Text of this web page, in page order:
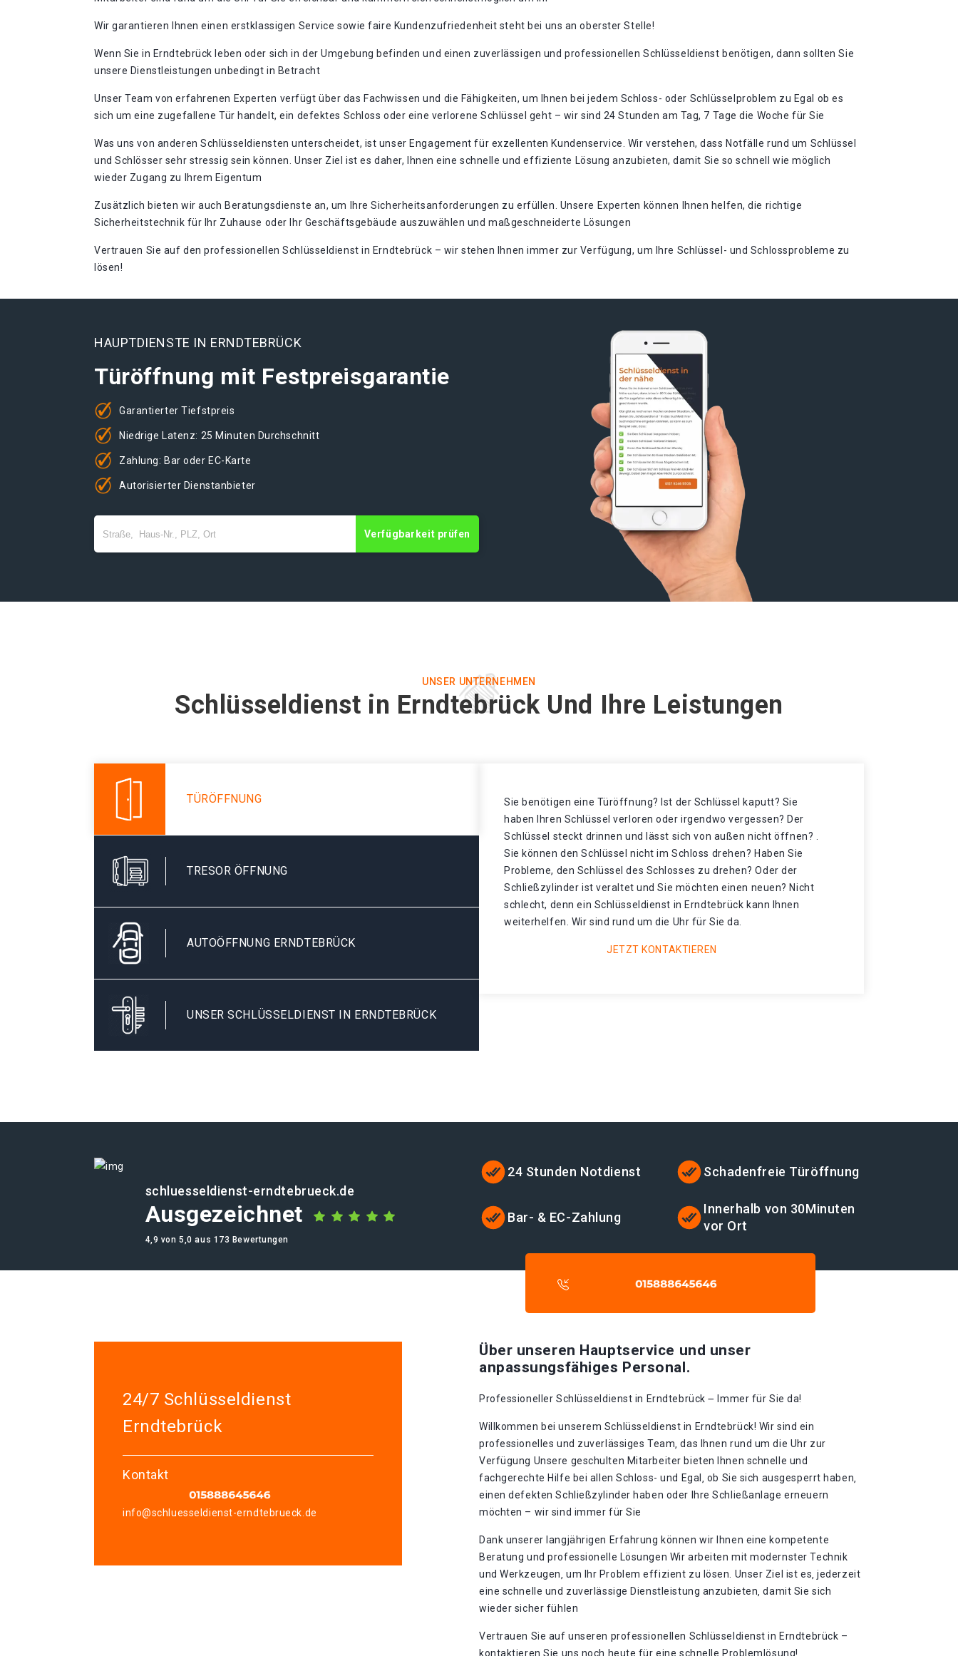
Wir garantieren Ihnen einen erstklassigen Service sowie faire Kundenzufriedenheit steht bei uns an oberster Stelle!​
Wenn Sie in Erndtebrück leben oder sich in der Umgebung befinden und einen zuverlässigen und professionellen Schlüsseldienst benötigen, dann sollten Sie
unsere Dienstleistungen unbedingt in Betracht
Unser Team von erfahrenen Experten verfügt über das Fachwissen und die Fähigkeiten, um Ihnen bei jedem Schloss- oder Schlüsselproblem zu Egal ob es
sich um eine zugefallene Tür handelt, ein defektes Schloss oder eine verlorene Schlüssel geht – wir sind 24 Stunden am Tag, 7 Tage die Woche für Sie
Was uns von anderen Schlüsseldiensten unterscheidet, ist unser Engagement für exzellenten Kundenservice. Wir verstehen, dass Notfälle rund um Schlüssel
und Schlösser sehr stressig sein können. Unser Ziel ist es daher, Ihnen eine schnelle und effiziente Lösung anzubieten, damit Sie so schnell wie möglich
wieder Zugang zu Ihrem Eigentum
Zusätzlich bieten wir auch Beratungsdienste an, um Ihre Sicherheitsanforderungen zu erfüllen. Unsere Experten können Ihnen helfen, die richtige
Sicherheitstechnik für Ihr Zuhause oder Ihr Geschäftsgebäude auszuwählen und maßgeschneiderte Lösungen
Vertrauen Sie auf den professionellen Schlüsseldienst in Erndtebrück – wir stehen Ihnen immer zur Verfügung, um Ihre Schlüssel- und Schlossprobleme zu
lösen!​
HAUPTDIENSTE IN ERNDTEBRÜCK
Türöffnung mit Festpreisgarantie
Garantierter Tiefstpreis
Niedrige Latenz: 25 Minuten Durchschnitt
Zahlung: Bar oder EC-Karte
Autorisierter Dienstanbieter
Verfügbarkeit prüfen
UNSER UNTERNEHMEN
Schlüsseldienst in Erndtebrück Und Ihre Leistungen
TÜRÖFFNUNG
TRESOR ÖFFNUNG
AUTOÖFFNUNG ERNDTEBRÜCK
UNSER SCHLÜSSELDIENST IN ERNDTEBRÜCK
Sie benötigen eine Türöffnung? Ist der Schlüssel kaputt? Sie
haben Ihren Schlüssel verloren oder irgendwo vergessen? Der
Schlüssel steckt drinnen und lässt sich von außen nicht öffnen? .
Sie können den Schlüssel nicht im Schloss drehen? Haben Sie
Probleme, den Schlüssel des Schlosses zu drehen? Oder der
Schließzylinder ist veraltet und Sie möchten einen neuen? Nicht
schlecht, denn ein Schlüsseldienst in Erndtebrück kann Ihnen
weiterhelfen. Wir sind rund um die Uhr für Sie da.
JETZT KONTAKTIEREN
schluesseldienst-erndtebrueck.de
Ausgezeichnet
4,9 von 5,0 aus 173 Bewertungen
24 Stunden Notdienst Schadenfreie Türöffnung
Bar- & EC-Zahlung
Innerhalb von 30Minuten
vor Ort
24/7 Schlüsseldienst
Erndtebrück
Kontakt
info@schluesseldienst-erndtebrueck.de
Über unseren Hauptservice und unser
anpassungsfähiges Personal.
Professioneller Schlüsseldienst in Erndtebrück ౼ Immer für Sie da!​
Willkommen bei unserem Schlüsseldienst in Erndtebrück! Wir sind ein
professionelles und zuverlässiges Team‚ das Ihnen rund um die Uhr zur
Verfügung Unsere geschulten Mitarbeiter bieten Ihnen schnelle und
fachgerechte Hilfe bei allen Schloss- und Egal‚ ob Sie sich ausgesperrt haben‚
einen defekten Schließzylinder haben oder Ihre Schließanlage erneuern
möchten – wir sind immer für Sie
Dank unserer langjährigen Erfahrung können wir Ihnen eine kompetente
Beratung und professionelle Lösungen Wir arbeiten mit modernster Technik
und Werkzeugen‚ um Ihr Problem effizient zu lösen. Unser Ziel ist es‚ jederzeit
eine schnelle und zuverlässige Dienstleistung anzubieten‚ damit Sie sich
wieder sicher fühlen
Vertrauen Sie auf unseren professionellen Schlüsseldienst in Erndtebrück –
kontaktieren Sie uns noch heute für eine schnelle Problemlösung!​